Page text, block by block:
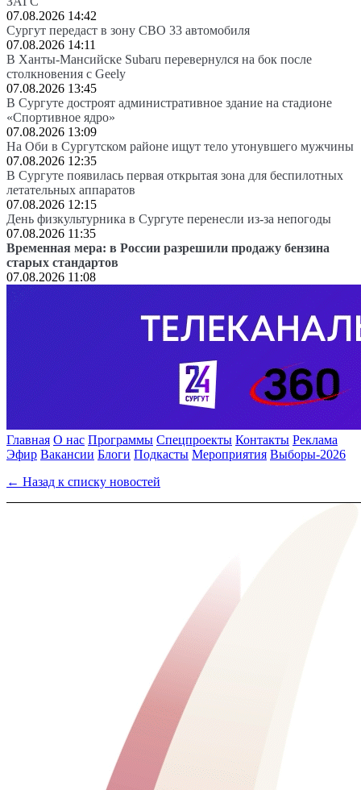
07.08.2026 14:42
Сургут передаст в зону СВО 33 автомобиля
07.08.2026 14:11
В Ханты-Мансийске Subaru перевернулся на бок после
столкновения с Geely
07.08.2026 13:45
В Сургуте достроят административное здание на стадионе
«Спортивное ядро»
07.08.2026 13:09
На Оби в Сургутском районе ищут тело утонувшего мужчины
07.08.2026 12:35
В Сургуте появилась первая открытая зона для беспилотных
летательных аппаратов
07.08.2026 12:15
День физкультурника в Сургуте перенесли из-за непогоды
07.08.2026 11:35
Временная мера: в России разрешили продажу бензина
старых стандартов
07.08.2026 11:08
Главная О нас Программы Спецпроекты Контакты Реклама
Эфир Вакансии Блоги Подкасты Мероприятия Выборы-2026
← Назад к списку новостей